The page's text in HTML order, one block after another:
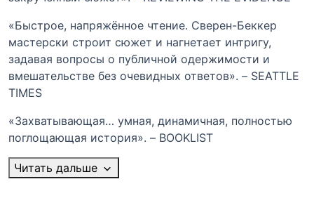
«Быстрое, напряжённое чтение. Сверен-Беккер
мастерски строит сюжет и нагнетает интригу,
задавая вопросы о публичной одержимости и
вмешательстве без очевидных ответов». – SEATTLE
TIMES
«Захватывающая… умная, динамичная, полностью
поглощающая история». – BOOKLIST
Читать дальше